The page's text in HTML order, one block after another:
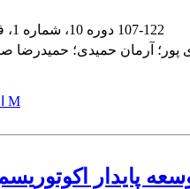
107-122
پور؛ آرمان حمیدی؛ حمیدرضا
1.34 M
پایدار